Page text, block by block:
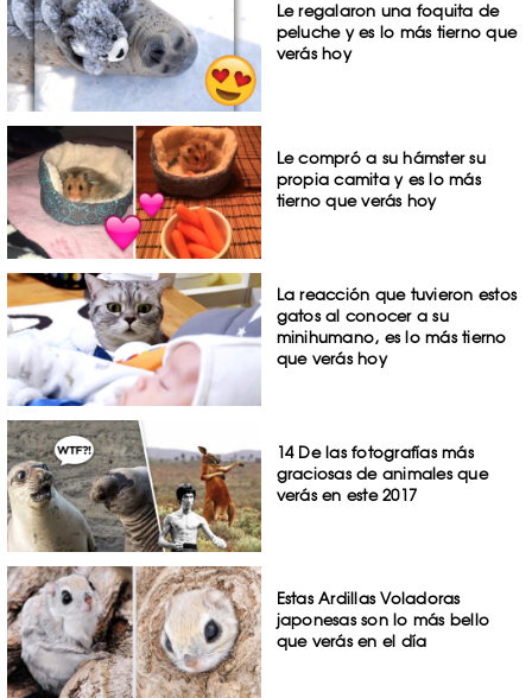
Le regalaron una foquita de
peluche y es lo más tierno que
verás hoy
Le compró a su hámster su
propia camita y es lo más
tierno que verás hoy
La reacción que tuvieron estos
gatos al conocer a su
minihumano, es lo más tierno
que verás hoy
14 De las fotografías más
graciosas de animales que
verás en este 2017
Estas Ardillas Voladoras
japonesas son lo más bello
que verás en el día